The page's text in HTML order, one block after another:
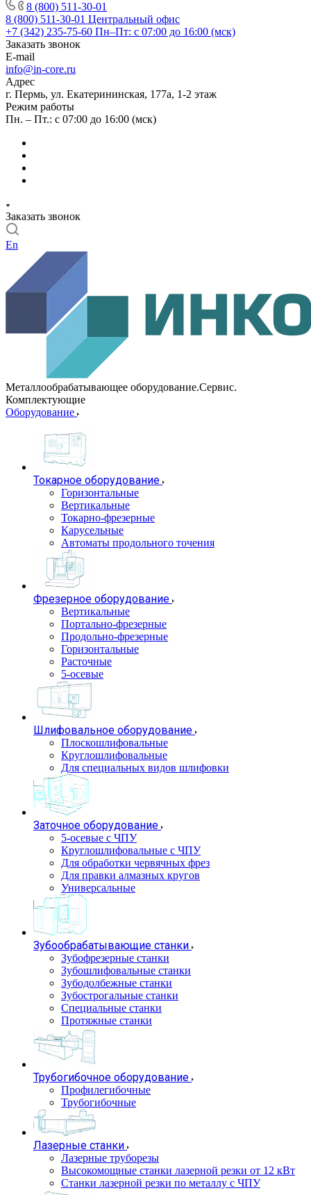
8 (800) 511-30-01
8 (800) 511-30-01 Центральный офис
+7 (342) 235-75-60 Пн–Пт: с 07:00 до 16:00 (мск)
Заказать звонок
E-mail
info@in-core.ru
Адрес
г. Пермь, ул. ​Екатерининская, 177а, ​1-2 этаж
Режим работы
Пн. – Пт.: с 07:00 до 16:00 (мск)
Заказать звонок
En
Металлообрабатывающее оборудование.Сервис.
Комплектующие
Оборудование
Токарное оборудование
Горизонтальные
Вертикальные
Токарно-фрезерные
Карусельные
Автоматы продольного точения
Фрезерное оборудование
Вертикальные
Портально-фрезерные
Продольно-фрезерные
Горизонтальные
Расточные
5-осевые
Шлифовальное оборудование
Плоскошлифовальные
Круглошлифовальные
Для специальных видов шлифовки
Заточное оборудование
5-осевые с ЧПУ
Круглошлифовальные с ЧПУ
Для обработки червячных фрез
Для правки алмазных кругов
Универсальные
Зубообрабатывающие станки
Зубофрезерные станки
Зубошлифовальные станки
Зубодолбежные станки
Зубострогальные станки
Специальные станки
Протяжные станки
Трубогибочное оборудование
Профилегибочные
Трубогибочные
Лазерные станки
Лазерные труборезы
Высокомощные станки лазерной резки от 12 кВт
Станки лазерной резки по металлу с ЧПУ